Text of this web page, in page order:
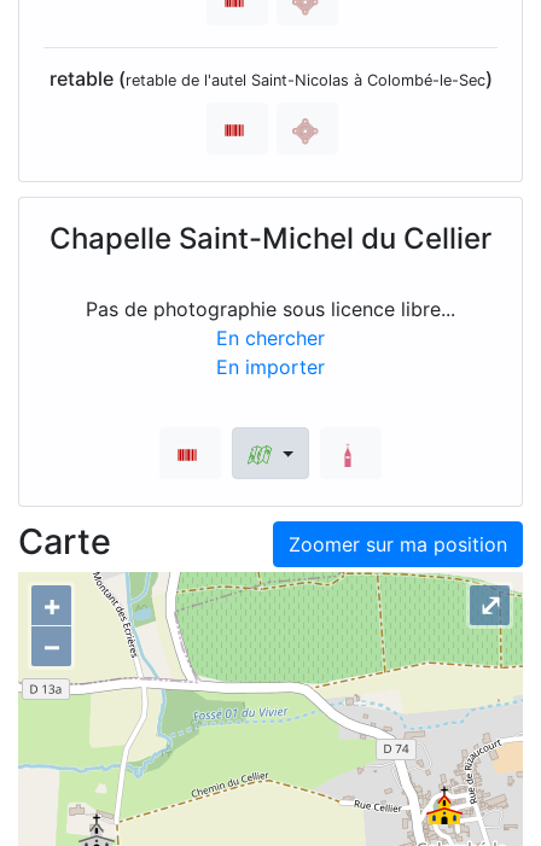
retable (retable de l'autel Saint-Nicolas à Colombé-le-Sec)
Chapelle Saint-Michel du Cellier
Pas de photographie sous licence libre...
En chercher
En importer
Zoomer sur ma position
Carte
+
–
⤢